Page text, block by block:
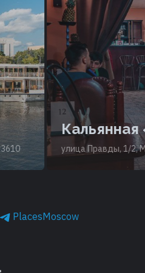
Кальянная
улица Правды, 1/2,
PlacesMoscow